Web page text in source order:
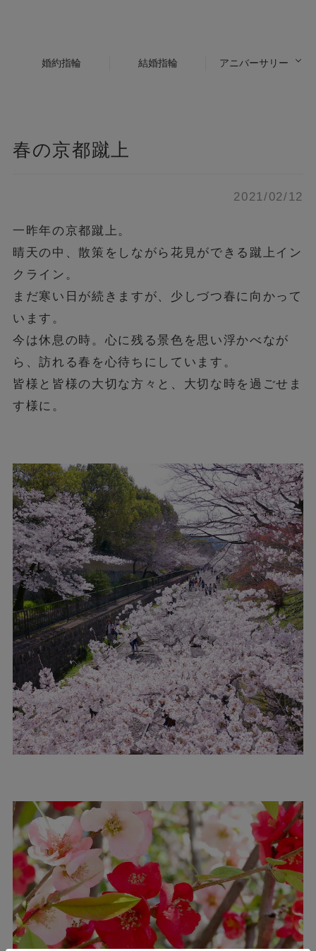
婚約指輪 結婚指輪 アニバーサリー
春の京都蹴上
2021/02/12
一昨年の京都蹴上。
晴天の中、散策をしながら花見ができる蹴上イン
クライン。
まだ寒い日が続きますが、少しづつ春に向かって
います。
今は休息の時。心に残る景色を思い浮かべなが
ら、訪れる春を心待ちにしています。
皆様と皆様の大切な方々と、大切な時を過ごせま
す様に。